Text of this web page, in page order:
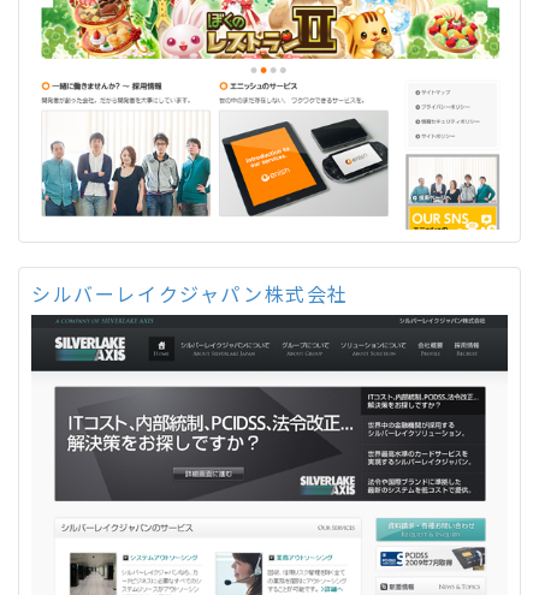
シルバーレイクジャパン株式会社